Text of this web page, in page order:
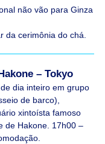
não vão para Ginza
da cerimônia do chá.
– Tokyo
dia inteiro em grupo
de barco),
xintoísta famoso
de Hakone. 17h00 –